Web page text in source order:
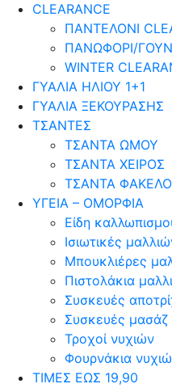
CLEARANCE
ΠΑΝΤΕΛΟΝΙ
ΠΑΝΩΦΟΡΙ/
WINTER
ΓΥΑΛΙΑ ΗΛΙΟΥ 1+1
ΓΥΑΛΙΑ ΞΕΚΟΥΡΑΣΗΣ
ΤΣΑΝΤΕΣ
ΤΣΑΝΤΑ ΩΜΟΥ
ΤΣΑΝΤΑ ΧΕΙΡΟΣ
ΤΣΑΝΤΑ
ΥΓΕΙΑ – ΟΜΟΡΦΙΑ
Είδη
Ισιωτικές
Μπουκλιέρες
Πιστολάκια
Συσκευές
Συσκευές μασάζ
Τροχοί νυχιών
Φουρνάκια
ΤΙΜΕΣ ΕΩΣ 19,90